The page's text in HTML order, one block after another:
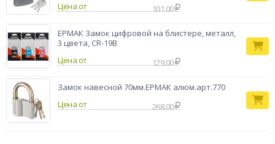
Цена от
101.00
ЕРМАК Замок цифровой на блистере, металл,
3 цвета, CR-19В
Цена от
129.00
Замок навесной 70мм.ЕРМАК алюм.арт.770
Цена от
268.00